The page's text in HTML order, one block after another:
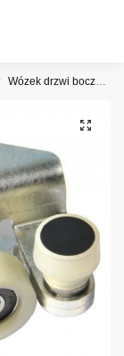
Wózek drzwi bocznych Volkswagen